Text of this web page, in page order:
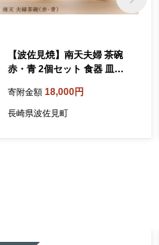
【波佐見焼】南天夫婦 茶碗
赤・青 2個セット 食器 皿
寄附金額 18,000円
長崎県波佐見町